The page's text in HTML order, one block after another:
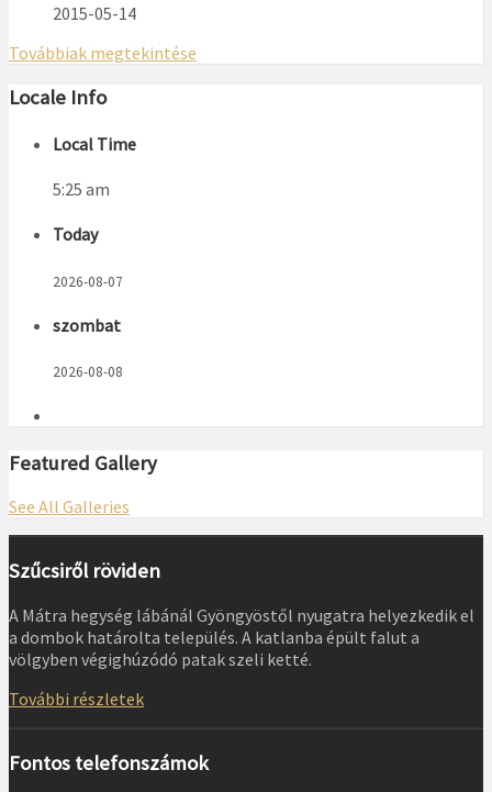
2015-05-14
Továbbiak megtekintése
Locale Info
Local Time
5:25 am
Today
2026-08-07
szombat
2026-08-08
Featured Gallery
See All Galleries
Szűcsiről röviden
A Mátra hegység lábánál Gyöngyöstől nyugatra helyezkedik el
a dombok határolta település. A katlanba épült falut a
völgyben végighúzódó patak szeli ketté.
További részletek
Fontos telefonszámok